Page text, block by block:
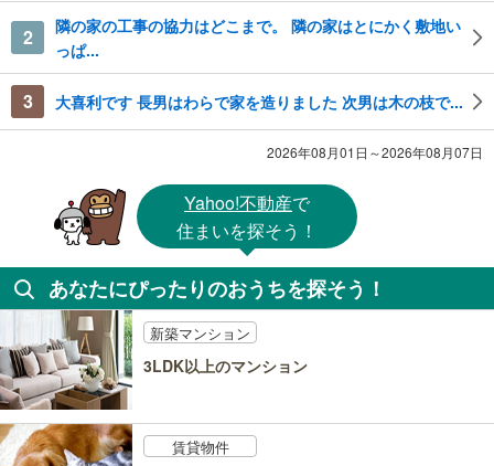
2
隣の家の工事の協力はどこまで。 隣の家はとにかく敷地い
っぱ...
3 大喜利です 長男はわらで家を造りました 次男は木の枝で...
2026年08月01日～2026年08月07日
Yahoo!不動産で
住まいを探そう！
あなたにぴったりのおうちを探そう！
新築マンション
3LDK以上のマンション
賃貸物件